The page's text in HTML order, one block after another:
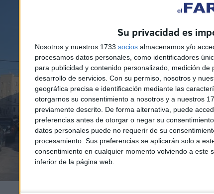
Su privacidad es
Nosotros y nuestros 1733 socios almacenamos y/o
procesamos datos personales, como identificadores
para publicidad y contenido personalizado, medición
desarrollo de servicios. Con su permiso, nosotros y
geográfica precisa e identificación mediante las
otorgarnos su consentimiento a nosotros y a nuestros
previamente descrito. De forma alternativa, puede
preferencias antes de otorgar o negar su
datos personales puede no requerir de su
procesamiento. Sus preferencias se aplicarán solo a
consentimiento en cualquier momento volviendo a este
inferior de la página web.